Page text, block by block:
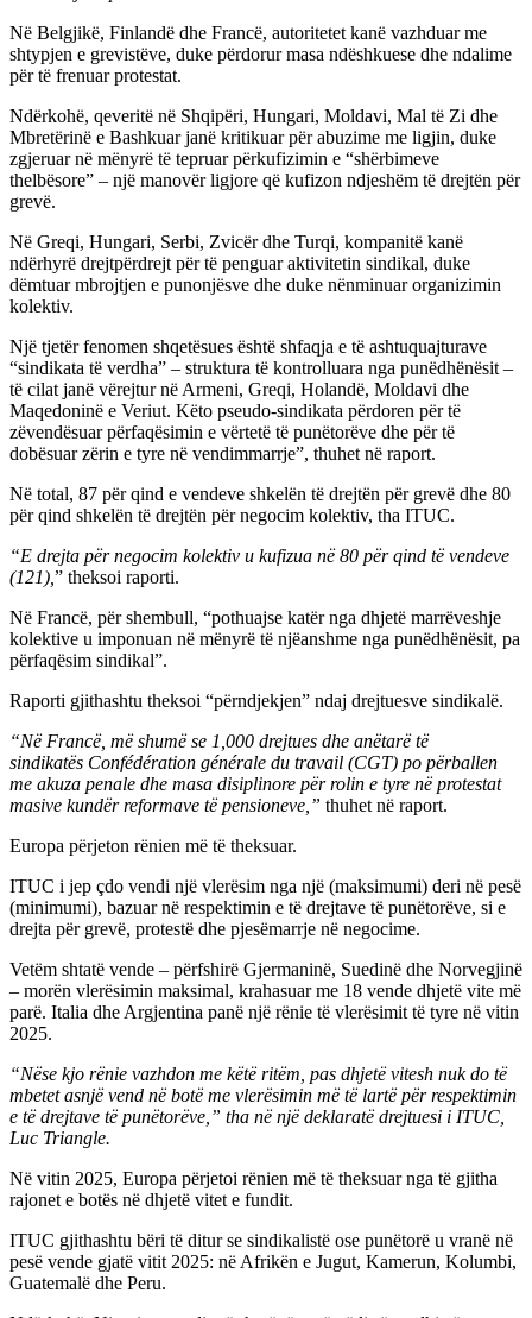
Në Belgjikë, Finlandë dhe Francë, autoritetet kanë vazhduar me
shtypjen e grevistëve, duke përdorur masa ndëshkuese dhe ndalime
për të frenuar protestat.
Ndërkohë, qeveritë në Shqipëri, Hungari, Moldavi, Mal të Zi dhe
Mbretërinë e Bashkuar janë kritikuar për abuzime me ligjin, duke
zgjeruar në mënyrë të tepruar përkufizimin e “shërbimeve
thelbësore” – një manovër ligjore që kufizon ndjeshëm të drejtën për
grevë.
Në Greqi, Hungari, Serbi, Zvicër dhe Turqi, kompanitë kanë
ndërhyrë drejtpërdrejt për të penguar aktivitetin sindikal, duke
dëmtuar mbrojtjen e punonjësve dhe duke nënminuar organizimin
kolektiv.
Një tjetër fenomen shqetësues është shfaqja e të ashtuquajturave
“sindikata të verdha” – struktura të kontrolluara nga punëdhënësit –
të cilat janë vërejtur në Armeni, Greqi, Holandë, Moldavi dhe
Maqedoninë e Veriut. Këto pseudo-sindikata përdoren për të
zëvendësuar përfaqësimin e vërtetë të punëtorëve dhe për të
dobësuar zërin e tyre në vendimmarrje”, thuhet në raport.
Në total, 87 për qind e vendeve shkelën të drejtën për grevë dhe 80
për qind shkelën të drejtën për negocim kolektiv, tha ITUC.
“E drejta për negocim kolektiv u kufizua në 80 për qind të vendeve
(121), ” theksoi raporti.
Në Francë, për shembull, “pothuajse katër nga dhjetë marrëveshje
kolektive u imponuan në mënyrë të njëanshme nga punëdhënësit, pa
përfaqësim sindikal”.
Raporti gjithashtu theksoi “përndjekjen” ndaj drejtuesve sindikalë.
“Në Francë, më shumë se 1,000 drejtues dhe anëtarë të
sindikatës Confédération générale du travail (CGT) po përballen
me akuza penale dhe masa disiplinore për rolin e tyre në protestat
masive kundër reformave të pensioneve,” thuhet në raport.
Europa përjeton rënien më të theksuar.
ITUC i jep çdo vendi një vlerësim nga një (maksimumi) deri në pesë
(minimumi), bazuar në respektimin e të drejtave të punëtorëve, si e
drejta për grevë, protestë dhe pjesëmarrje në negocime.
Vetëm shtatë vende – përfshirë Gjermaninë, Suedinë dhe Norvegjinë
– morën vlerësimin maksimal, krahasuar me 18 vende dhjetë vite më
parë. Italia dhe Argjentina panë një rënie të vlerësimit të tyre në vitin
2025.
“Nëse kjo rënie vazhdon me këtë ritëm, pas dhjetë vitesh nuk do të
mbetet asnjë vend në botë me vlerësimin më të lartë për respektimin
e të drejtave të punëtorëve,” tha në një deklaratë drejtuesi i ITUC,
Luc Triangle.
Në vitin 2025, Europa përjetoi rënien më të theksuar nga të gjitha
rajonet e botës në dhjetë vitet e fundit.
ITUC gjithashtu bëri të ditur se sindikalistë ose punëtorë u vranë në
pesë vende gjatë vitit 2025: në Afrikën e Jugut, Kamerun, Kolumbi,
Guatemalë dhe Peru.